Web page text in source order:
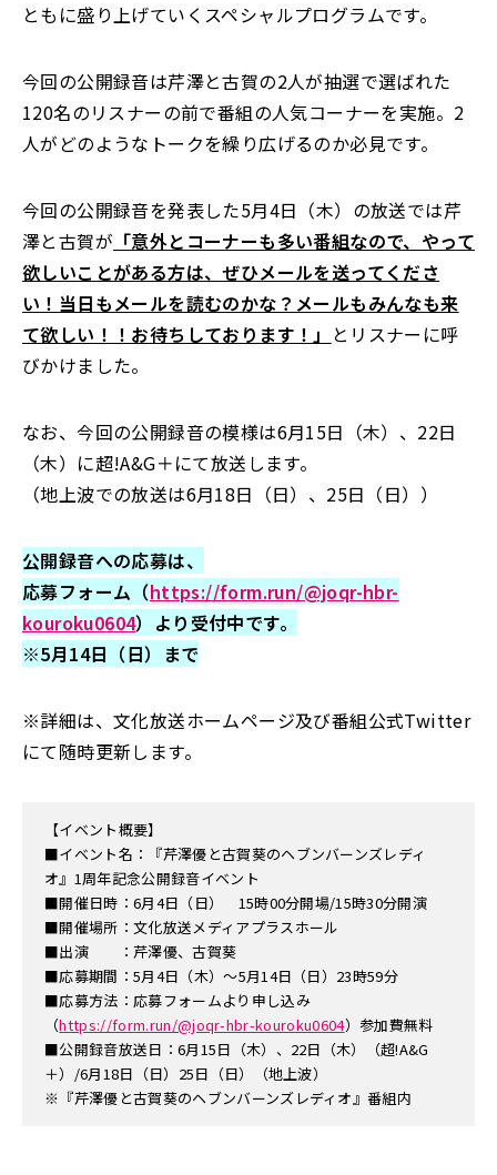
ともに盛り上げていくスペシャルプログラムです。
今回の公開録音は芹澤と古賀の2人が抽選で選ばれた
120名のリスナーの前で番組の人気コーナーを実施。2
人がどのようなトークを繰り広げるのか必見です。
今回の公開録音を発表した5月4日（木）の放送では芹
澤と古賀が 「意外とコーナーも多い番組なので、やって
欲しいことがある方は、ぜひメールを送ってくださ
い！当日もメールを読むのかな？メールもみんなも来
て欲しい！！お待ちしております！」 とリスナーに呼
びかけました。
なお、今回の公開録音の模様は6月15日（木）、22日
（木）に超!A&G＋にて放送します。
（地上波での放送は6月18日（日）、25日（日））
公開録音への応募は、
応募フォーム（https://form.run/@joqr-hbr-
kouroku0604）より受付中です。
※5月14日（日）まで
※詳細は、文化放送ホームページ及び番組公式Twitter
にて随時更新します。
【イベント概要】
■イベント名：『芹澤優と古賀葵のヘブンバーンズレディ
オ』1周年記念公開録音イベント
■開催日時：6月4日（日） 15時00分開場/15時30分開演
■開催場所：文化放送メディアプラスホール
■出演 ：芹澤優、古賀葵
■応募期間：5月4日（木）～5月14日（日）23時59分
■応募方法：応募フォームより申し込み
（https://form.run/@joqr-hbr-kouroku0604）参加費無料
■公開録音放送日：6月15日（木）、22日（木）（超!A&G
＋）/6月18日（日）25日（日）（地上波）
※『芹澤優と古賀葵のヘブンバーンズレディオ』番組内